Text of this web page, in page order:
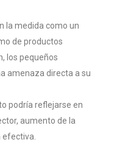
la medida como un
de productos
los pequeños
amenaza directa a su
podría reflejarse en
aumento de la